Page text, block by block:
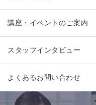
講座・イベントのご案内
スタッフインタビュー
よくあるお問い合わせ